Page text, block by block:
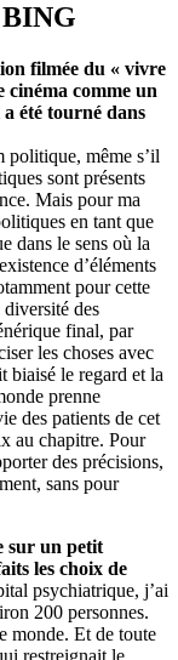
filmée du « vivre
comme un
été tourné dans
politique, même s’il
sont présents
Mais pour ma
en tant que
dans le sens où la
d’éléments
pour cette
des
final, par
les choses avec
biaisé le regard et la
prenne
des patients de cet
au chapitre. Pour
des précisions,
sans pour
sur un petit
les choix de
psychiatrique, j’ai
200 personnes.
monde. Et de toute